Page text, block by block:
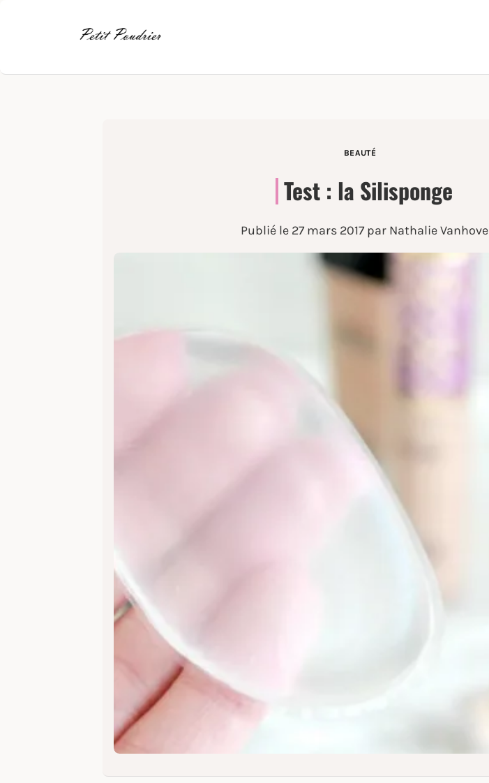
BEAUTÉ
Test : la Silisponge
Publié le 27 mars 2017par Nathalie Vanhove